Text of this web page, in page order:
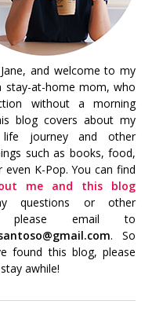
and welcome to my
stay-at-home mom, who
without a morning
blog covers about my
life journey and other
such as books, food,
even K-Pop. You can find
me and this blog
questions or other
please email to
. So
found this blog, please
awhile!